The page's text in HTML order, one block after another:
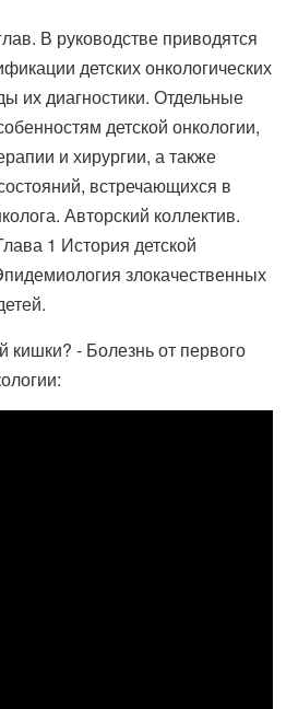
В руководстве приводятся
детских онкологических
их диагностики. Отдельные
детской онкологии,
и хирургии, а также
встречающихся в
Авторский коллектив.
1 История детской
злокачественных
кишки? - Болезнь от первого